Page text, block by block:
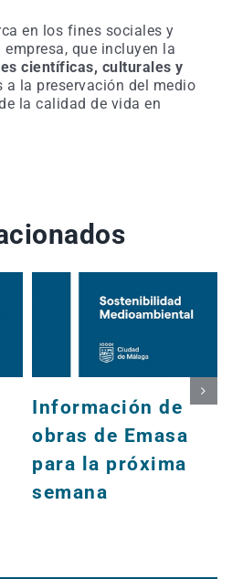
en los fines sociales y
que incluyen la
científicas, culturales y
a la preservación del medio
la calidad de vida en
Información de
obras de Emasa
para la próxima
semana